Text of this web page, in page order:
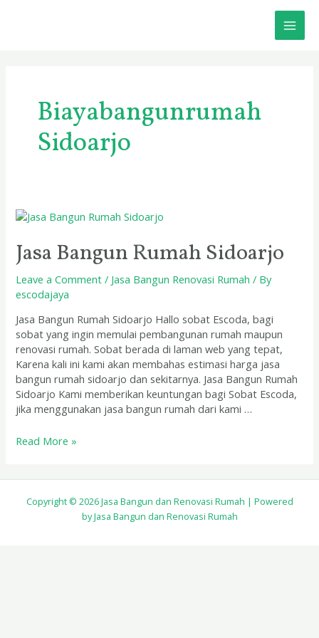
Biayabangunrumah
Sidoarjo
Jasa Bangun Rumah Sidoarjo
Leave a Comment / Jasa Bangun Renovasi Rumah / By
escodajaya
Jasa Bangun Rumah Sidoarjo Hallo sobat Escoda, bagi
sobat yang ingin memulai pembangunan rumah maupun
renovasi rumah. Sobat berada di laman web yang tepat,
Karena kali ini kami akan membahas estimasi harga jasa
bangun rumah sidoarjo dan sekitarnya. Jasa Bangun Rumah
Sidoarjo Kami memberikan keuntungan bagi Sobat Escoda,
jika menggunakan jasa bangun rumah dari kami …
Jasa
Rumah
Sidoarjo
Read More »
Copyright © 2026 Jasa Bangun dan Renovasi Rumah | Powered
by Jasa Bangun dan Renovasi Rumah